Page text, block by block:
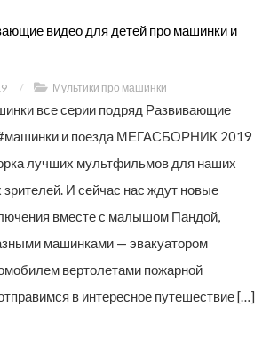
видео для детей про машинки и
/ Мультики про машинки
все серии подряд Развивающие
#машинки и поезда МЕГАСБОРНИК 2019
лучших мультфильмов для наших
И сейчас нас ждут новые
вместе с малышом Пандой,
машинками — эвакуатором
вертолетами пожарной
в интересное путешествие […]